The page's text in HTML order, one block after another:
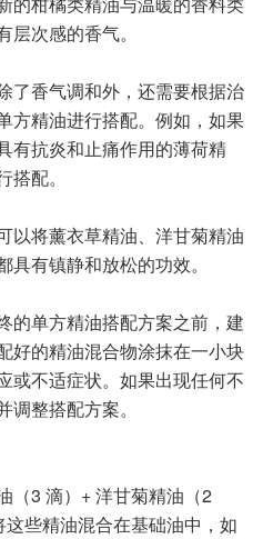
次感的香气。
了香气调和外，还需要根据治
方精油进行搭配。例如，如果
有抗炎和止痛作用的薄荷精
配。
以将薰衣草精油、洋甘菊精油
有镇静和放松的功效。
的单方精油搭配方案之前，建
好的精油混合物涂抹在一小块
或不适症状。如果出现任何不
整搭配方案。
（3 滴）+ 洋甘菊精油（2
些精油混合在基础油中，如